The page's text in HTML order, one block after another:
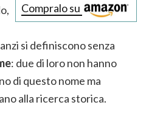
Compralo su
si definiscono senza
: due di loro non hanno
di questo nome ma
alla ricerca storica.